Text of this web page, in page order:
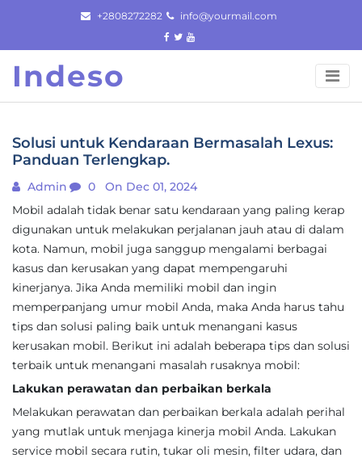
content
+2808272282 info@yourmail.com
Indeso
Solusi untuk Kendaraan Bermasalah Lexus:
Panduan Terlengkap.
Admin 0
On Dec 01, 2024
Mobil adalah tidak benar satu kendaraan yang paling kerap
digunakan untuk melakukan perjalanan jauh atau di dalam
kota. Namun, mobil juga sanggup mengalami berbagai
kasus dan kerusakan yang dapat mempengaruhi
kinerjanya. Jika Anda memiliki mobil dan ingin
memperpanjang umur mobil Anda, maka Anda harus tahu
tips dan solusi paling baik untuk menangani kasus
kerusakan mobil. Berikut ini adalah beberapa tips dan solusi
terbaik untuk menangani masalah rusaknya mobil:
Lakukan perawatan dan perbaikan berkala
Melakukan perawatan dan perbaikan berkala adalah perihal
yang mutlak untuk menjaga kinerja mobil Anda. Lakukan
service mobil secara rutin, tukar oli mesin, filter udara, dan